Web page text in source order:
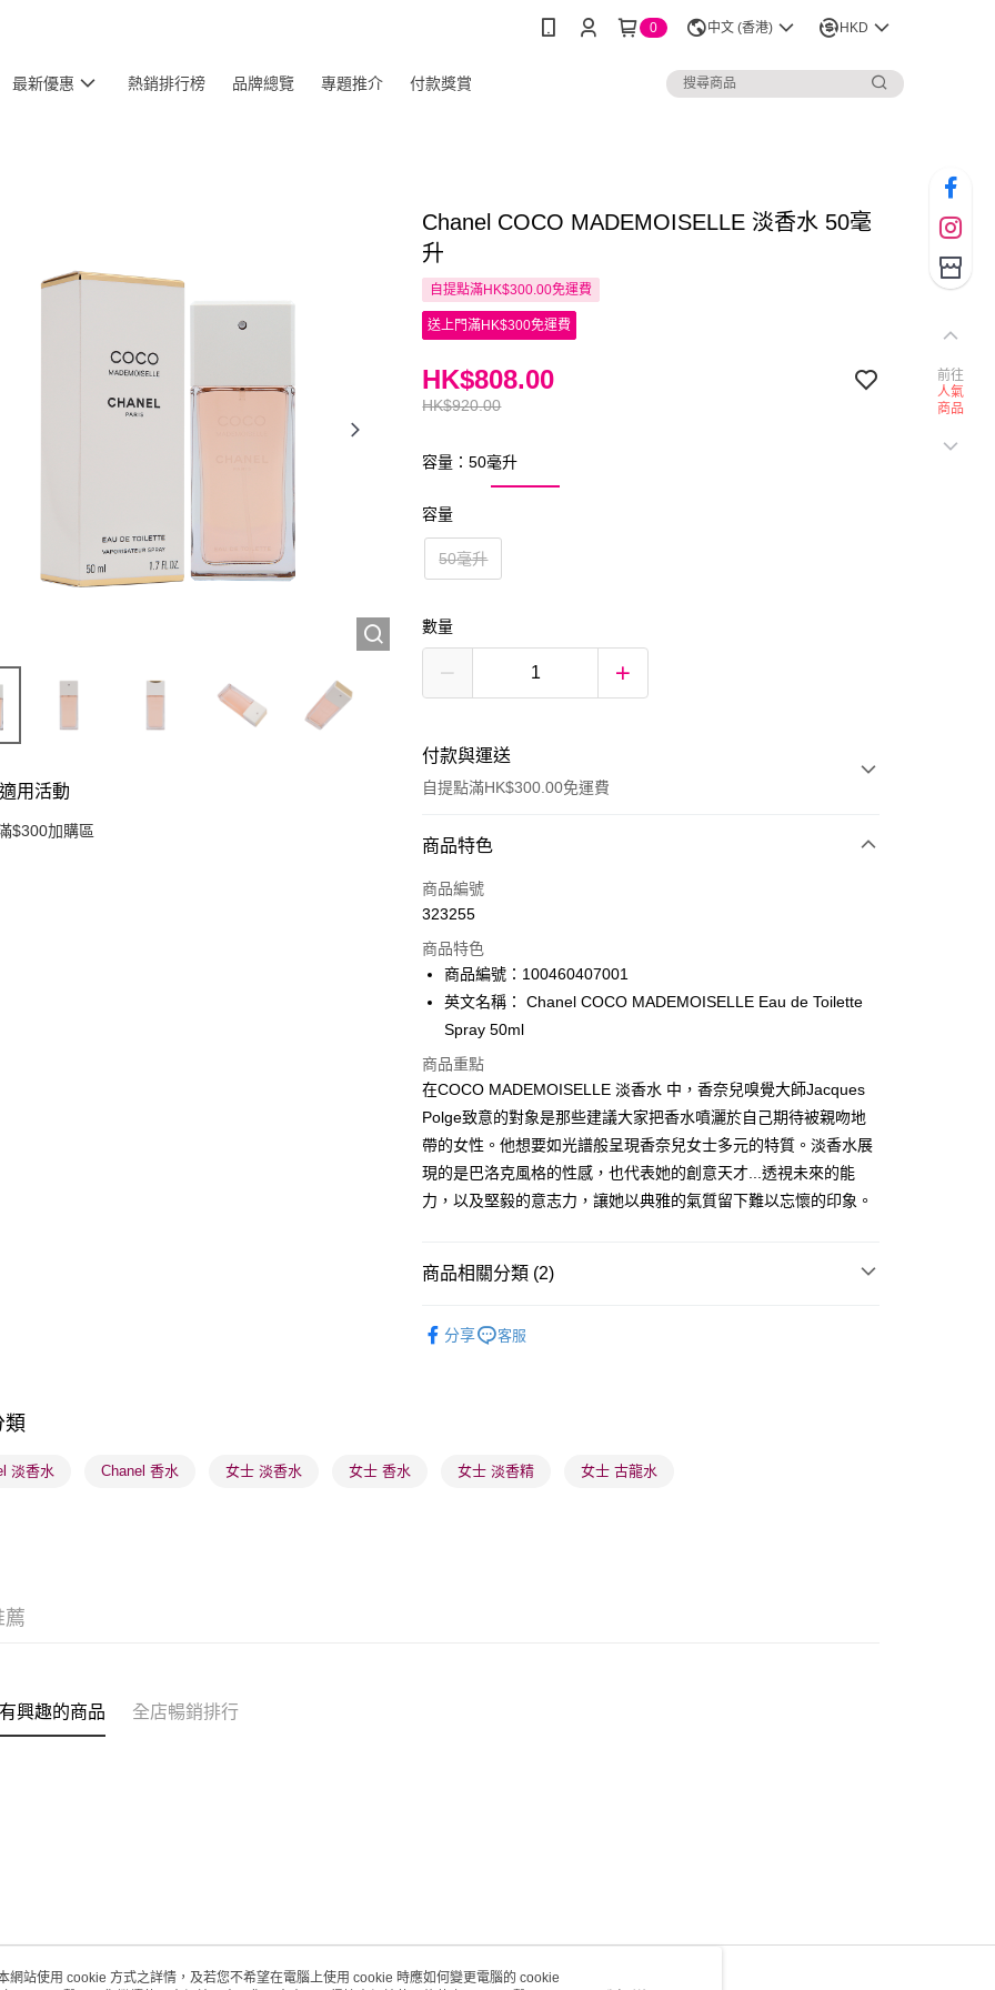
0 中文 (香港) HKD
最新優惠 熱銷排行榜 品牌總覽 專題推介 付款獎賞
用活動
$300加購區
Chanel COCO MADEMOISELLE 淡香水 50毫
升
自提點滿HK$300.00免運費
送上門滿HK$300免運費
HK$920.00
HK$808.00
容量：50毫升
容量
50毫升
數量
付款與運送
自提點滿HK$300.00免運費
付款方式
信用卡
AlipayHK
PayMe
BoC Pay
送貨方式
順豐自助櫃 - 確認發貨後1-3個工作天送達
順豐站及營業點 - 確認發貨後1-3個工作天送達
確認發貨後1-3 工作天送達，訂單將隨機分配至SF順豐速運或京東
取。逾期會取消訂單，並不會安排重寄
商品特色
商品編號
323255
商品特色
商品編號：100460407001
英文名稱： Chanel COCO MADEMOISELLE Eau de Toilette
Spray 50ml
商品重點
在COCO MADEMOISELLE 淡香水 中，香奈兒嗅覺大師Jacques
Polge致意的對象是那些建議大家把香水噴灑於自己期待被親吻地
帶的女性。他想要如光譜般呈現香奈兒女士多元的特質。淡香水展
現的是巴洛克風格的性感，也代表她的創意天才...透視未來的能
力，以及堅毅的意志力，讓她以典雅的氣質留下難以忘懷的印象。
商品相關分類 (2)
分享 客服
類
淡香水 Chanel 香水 女士 淡香水 女士 香水 女士 淡香精 女士 古龍水
薦
興趣的商品 全店暢銷排行
前往
人氣
商品
網站使用 cookie 方式之詳情，及若您不希望在電腦上使用 cookie 時應如何變更電腦的 cookie